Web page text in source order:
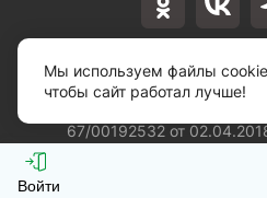
Войти
Лицензия на
67/00192532 от
Мы используем файлы
чтобы сайт работал лучше!